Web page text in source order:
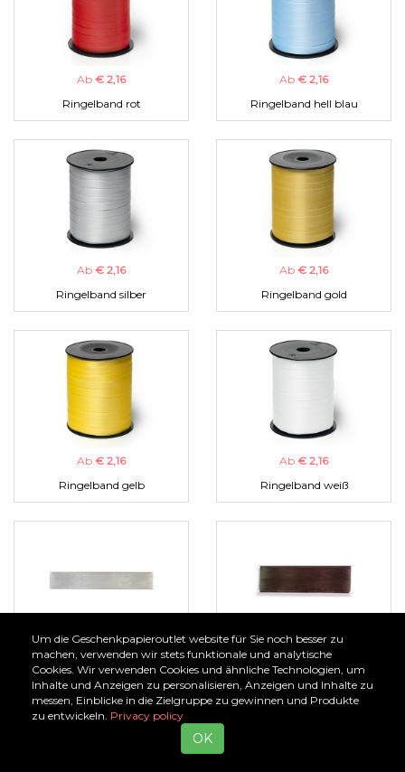
Ab € 2,16
Ringelband rot
Ab € 2,16
Ringelband hell blau
Ab € 2,16
Ringelband silber
Ab € 2,16
Ringelband gold
Ab € 2,16
Ringelband gelb
Ab € 2,16
Ringelband weiß
Ab€ 1,00
Organzaband silber
Ab€ 1,00
Organzaband braun
Um die Geschenkpapieroutlet website für Sie noch besser zu
machen, verwenden wir stets funktionale und analytische
Cookies. Wir verwenden Cookies und ähnliche Technologien, um
Inhalte und Anzeigen zu personalisieren, Anzeigen und Inhalte zu
messen, Einblicke in die Zielgruppe zu gewinnen und Produkte
zu entwickeln. Privacy policy
OK